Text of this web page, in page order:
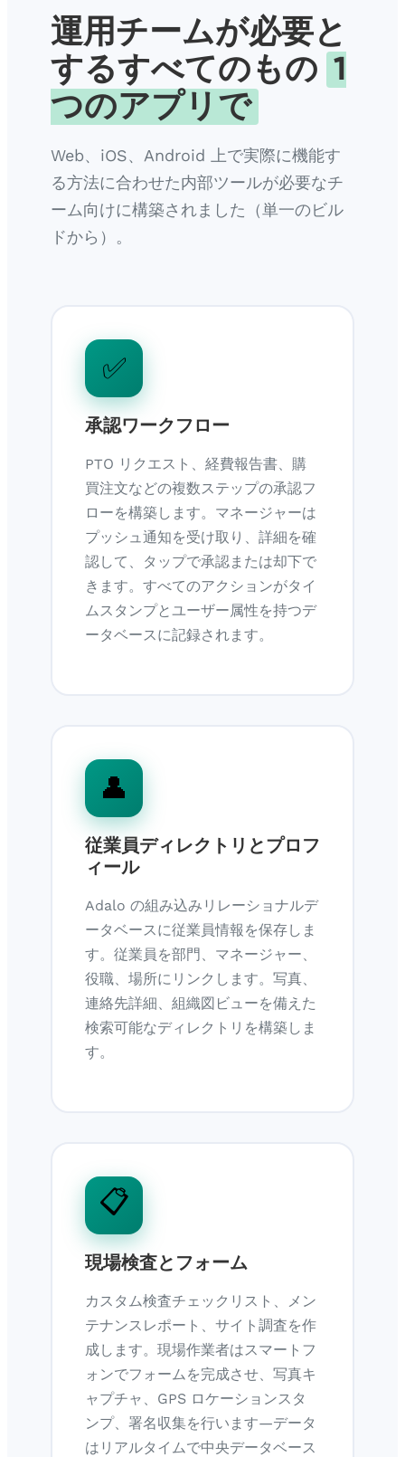
運用チームが必要と
するすべてのもの 1
つのアプリで
Web、iOS、Android 上で実際に機能す
る方法に合わせた内部ツールが必要なチ
ーム向けに構築されました（単一のビル
ドから）。
✅
承認ワークフロー
PTO リクエスト、経費報告書、購
買注文などの複数ステップの承認フ
ローを構築します。マネージャーは
プッシュ通知を受け取り、詳細を確
認して、タップで承認または却下で
きます。すべてのアクションがタイ
ムスタンプとユーザー属性を持つデ
ータベースに記録されます。
👤
従業員ディレクトリとプロフ
ィール
Adalo の組み込みリレーショナルデ
ータベースに従業員情報を保存しま
す。従業員を部門、マネージャー、
役職、場所にリンクします。写真、
連絡先詳細、組織図ビューを備えた
検索可能なディレクトリを構築しま
す。
📋
現場検査とフォーム
カスタム検査チェックリスト、メン
テナンスレポート、サイト調査を作
成します。現場作業者はスマートフ
ォンでフォームを完成させ、写真キ
ャプチャ、GPS ロケーションスタ
ンプ、署名収集を行います—データ
はリアルタイムで中央データベース